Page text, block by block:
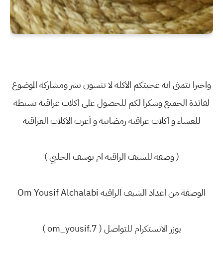
واخيرا نتمنى انه عجبتكم الاكله لا تنسون نشر ومشاركة الموضوع
لفائدة الجميع وشكرا لكم للحصول على اكلات عراقية بسيطة
للعشاء و اكلات عراقية رمضانية و أغرب الاكلات العراقية
( وصفة للشيف الراقيه ام يوسف الجلبي )
الوصفة من اعداد الشيف الراقيه Om Yousif Alchalabi
يوزر الانستكرام للتواصل ( om_yousif.7 )